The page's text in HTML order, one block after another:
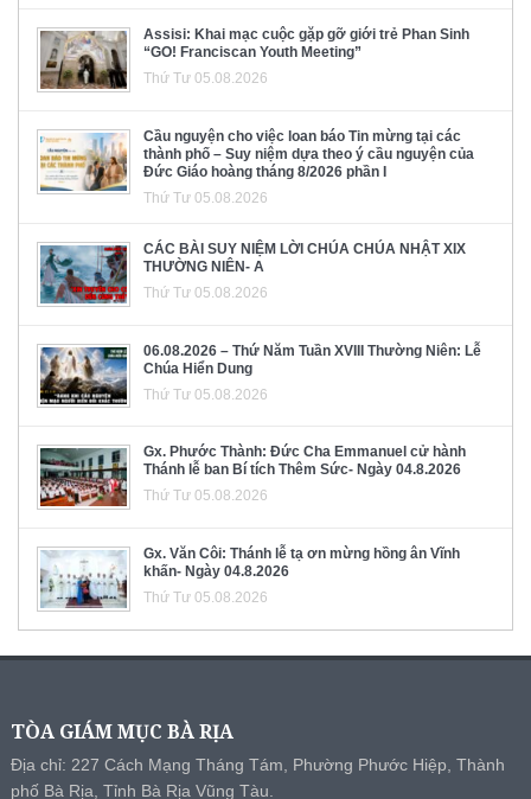
Assisi: Khai mạc cuộc gặp gỡ giới trẻ Phan Sinh
“GO! Franciscan Youth Meeting”
Thứ Tư 05.08.2026
Cầu nguyện cho việc loan báo Tin mừng tại các
thành phố – Suy niệm dựa theo ý cầu nguyện của
Đức Giáo hoàng tháng 8/2026 phần I
Thứ Tư 05.08.2026
CÁC BÀI SUY NIỆM LỜI CHÚA CHÚA NHẬT XIX
THƯỜNG NIÊN- A
Thứ Tư 05.08.2026
06.08.2026 – Thứ Năm Tuần XVIII Thường Niên: Lễ
Chúa Hiển Dung
Thứ Tư 05.08.2026
Gx. Phước Thành: Đức Cha Emmanuel cử hành
Thánh lễ ban Bí tích Thêm Sức- Ngày 04.8.2026
Thứ Tư 05.08.2026
Gx. Văn Côi: Thánh lễ tạ ơn mừng hồng ân Vĩnh
khấn- Ngày 04.8.2026
Thứ Tư 05.08.2026
TÒA GIÁM MỤC BÀ RỊA
Địa chỉ: 227 Cách Mạng Tháng Tám, Phường Phước Hiệp, Thành
phố Bà Rịa, Tỉnh Bà Rịa Vũng Tàu.